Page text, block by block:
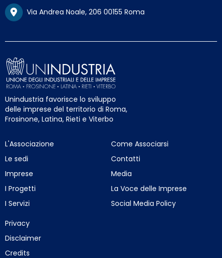
Via Andrea Noale, 206 00155 Roma
Unindustria favorisce lo sviluppo
delle imprese del territorio di Roma,
Frosinone, Latina, Rieti e Viterbo
L'Associazione
Le sedi
Imprese
I Progetti
I Servizi
Come Associarsi
Contatti
Media
La Voce delle Imprese
Social Media Policy
Privacy
Disclaimer
Credits